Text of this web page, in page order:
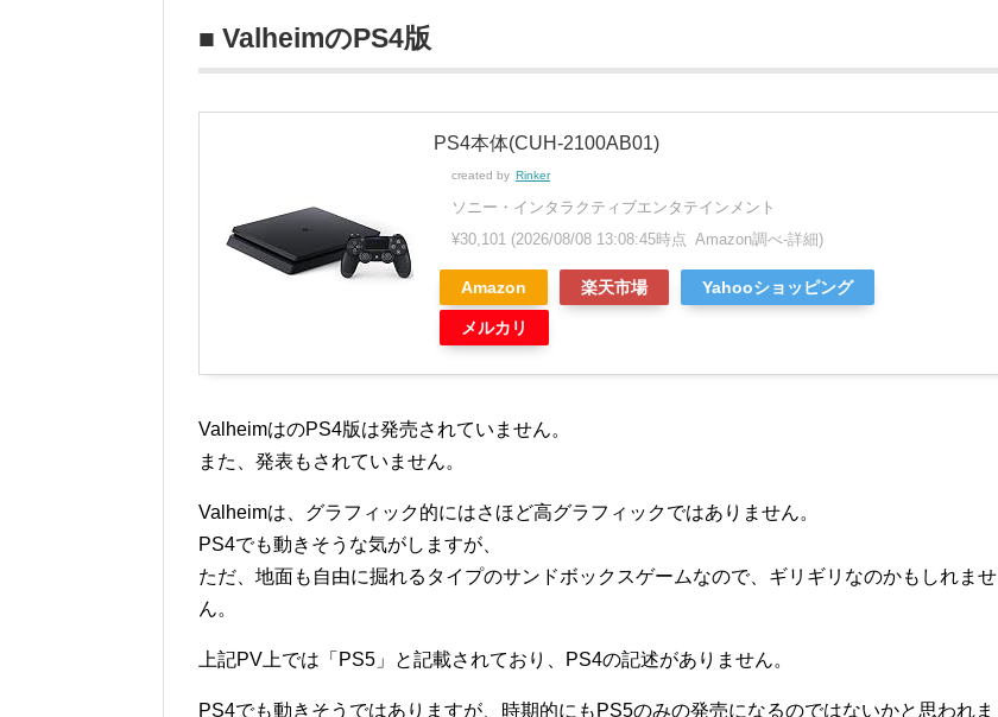
■ ValheimのPS4版
PS4本体(CUH-2100AB01)
created by Rinker
ソニー・インタラクティブエンタテインメント
¥30,101 (2026/08/08 13:08:45時点 Amazon調べ-詳細)
Amazon 楽天市場 Yahooショッピング
メルカリ
ValheimはのPS4版は発売されていません。
また、発表もされていません。
Valheimは、グラフィック的にはさほど高グラフィックではありません。
PS4でも動きそうな気がしますが、
ただ、地面も自由に掘れるタイプのサンドボックスゲームなので、ギリギリなのかもしれませ
ん。
上記PV上では「PS5」と記載されており、PS4の記述がありません。
PS4でも動きそうではありますが、時期的にもPS5のみの発売になるのではないかと思われま